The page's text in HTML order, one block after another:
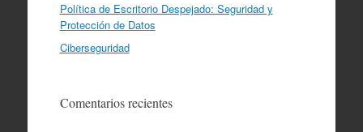
Política de Escritorio Despejado: Seguridad y
Protección de Datos
Ciberseguridad
Comentarios recientes